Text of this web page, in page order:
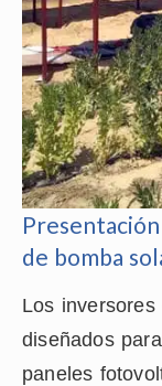
de bomba
Los
diseñados
paneles